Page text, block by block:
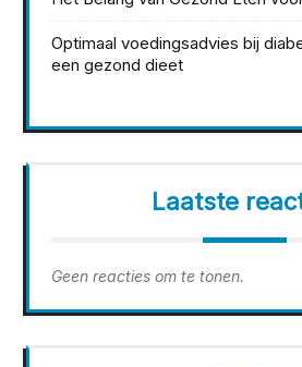
Optimaal voedingsadvies bij
een gezond dieet
Laatste
Geen reacties om te tonen.